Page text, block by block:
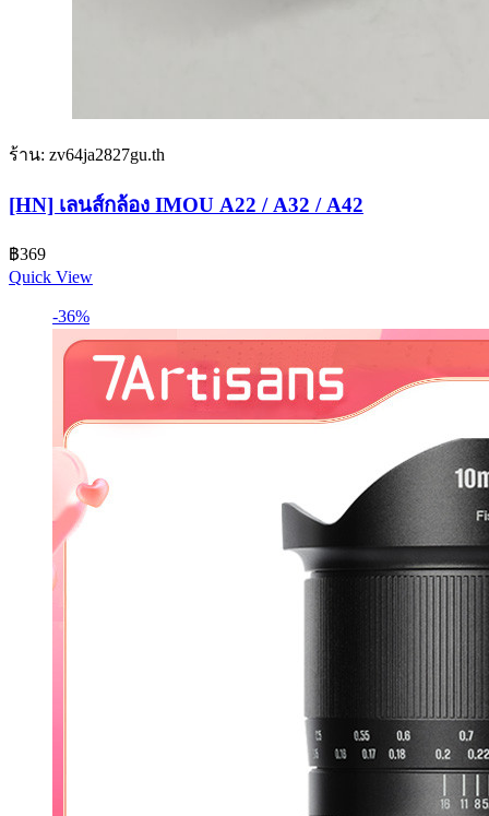
ร้าน: zv64ja2827gu.th
[HN] เลนส์กล้อง IMOU A22 / A32 / A42
฿369
Quick View
-36%